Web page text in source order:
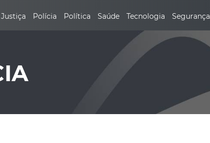
Justiça Polícia Política Saúde Tecnologia Segurança